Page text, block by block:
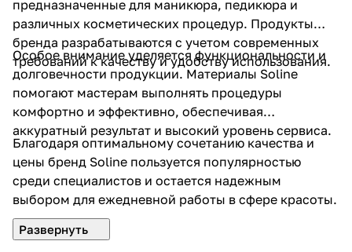
предназначенные для маникюра, педикюра и
различных косметических процедур. Продукты
бренда разрабатываются с учетом современных
требований к качеству и удобству использования.
Особое внимание уделяется функциональности и
долговечности продукции. Материалы Soline
помогают мастерам выполнять процедуры
комфортно и эффективно, обеспечивая
аккуратный результат и высокий уровень сервиса.
Благодаря оптимальному сочетанию качества и
цены бренд Soline пользуется популярностью
среди специалистов и остается надежным
выбором для ежедневной работы в сфере красоты.